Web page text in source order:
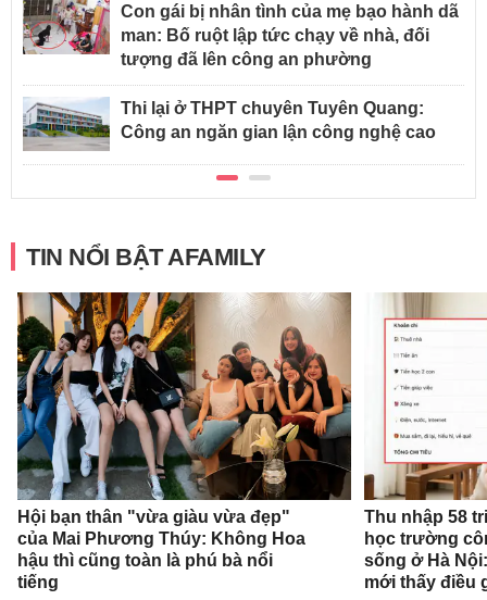
Con gái bị nhân tình của mẹ bạo hành dã
man: Bố ruột lập tức chạy về nhà, đối
tượng đã lên công an phường
Thi lại ở THPT chuyên Tuyên Quang:
Công an ngăn gian lận công nghệ cao
TIN NỔI BẬT AFAMILY
Hội bạn thân "vừa giàu vừa đẹp"
của Mai Phương Thúy: Không Hoa
hậu thì cũng toàn là phú bà nổi
tiếng
Thu nhập 58
học trường
sống ở Hà
mới thấy điều